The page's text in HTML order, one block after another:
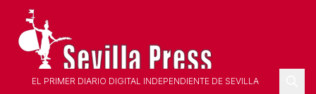
EL PRIMER DIARIO DIGITAL INDEPENDIENTE DE SEVILLA